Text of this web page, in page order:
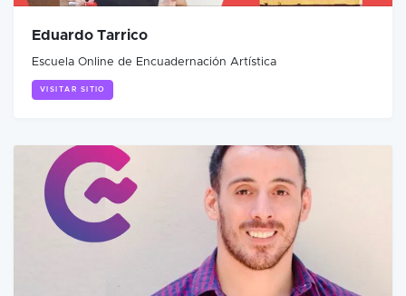
Eduardo Tarrico
Escuela Online de Encuadernación Artística
VISITAR SITIO